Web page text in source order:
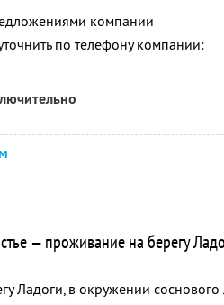
компании
по телефону компании:
— проживание на берегу
Ладоги, в окружении соснового